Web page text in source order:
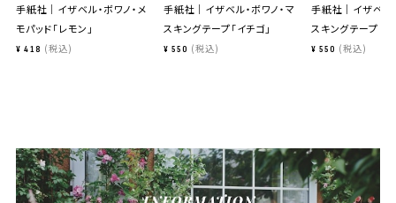
手紙社｜イザベル・ボワノ・メ
モパッド「レモン」
¥ 418 税込
手紙社｜イザベル・ボワノ・マ
スキングテープ「イチゴ」
¥ 550 税込
手紙社｜イザベル
スキングテープ「レ
¥ 550 税込